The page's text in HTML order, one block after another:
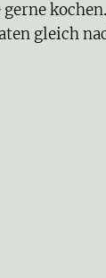
gleich